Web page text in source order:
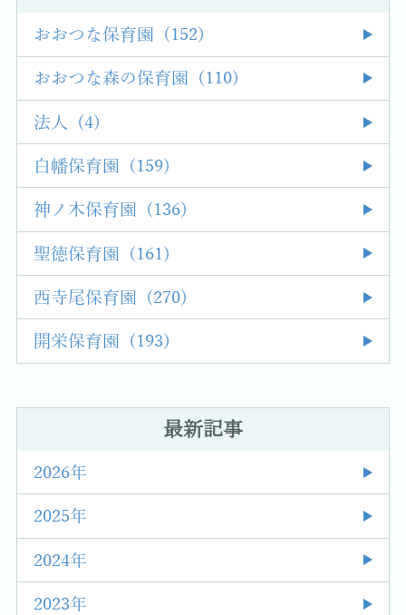
おおつな保育園 (152)
おおつな森の保育園 (110)
法人 (4)
白幡保育園 (159)
神ノ木保育園 (136)
聖徳保育園 (161)
西寺尾保育園 (270)
開栄保育園 (193)
最新記事
2026年
2025年
2024年
2023年